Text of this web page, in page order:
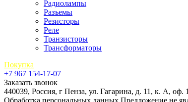
Радиолампы
Разъемы
Резисторы
Реле
Транзисторы
Трансформаторы
Покупка
+7 967 154-17-07
Заказать звонок
440039, Россия, г Пенза, ул. Гагарина, д. 11, к. А, оф.
Обработка персональных данных Предложение не